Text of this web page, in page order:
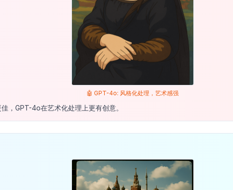
🤖 GPT-4o: 风格化处理，艺术感强
，GPT-4o在艺术化处理上更有创意。